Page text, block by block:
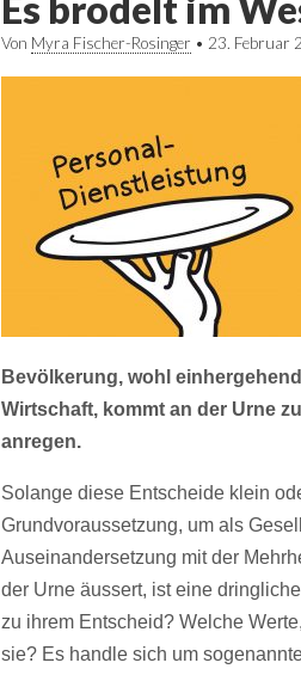
Von Myra Fischer-Rosinger • 23. Februar
Bevölkerung, wohl
Wirtschaft, kommt an der Urne
anregen.
Solange diese Entscheide klein
Grundvoraussetzung, um als
Auseinandersetzung mit der
der Urne äussert, ist eine
zu ihrem Entscheid? Welche
sie? Es handle sich um